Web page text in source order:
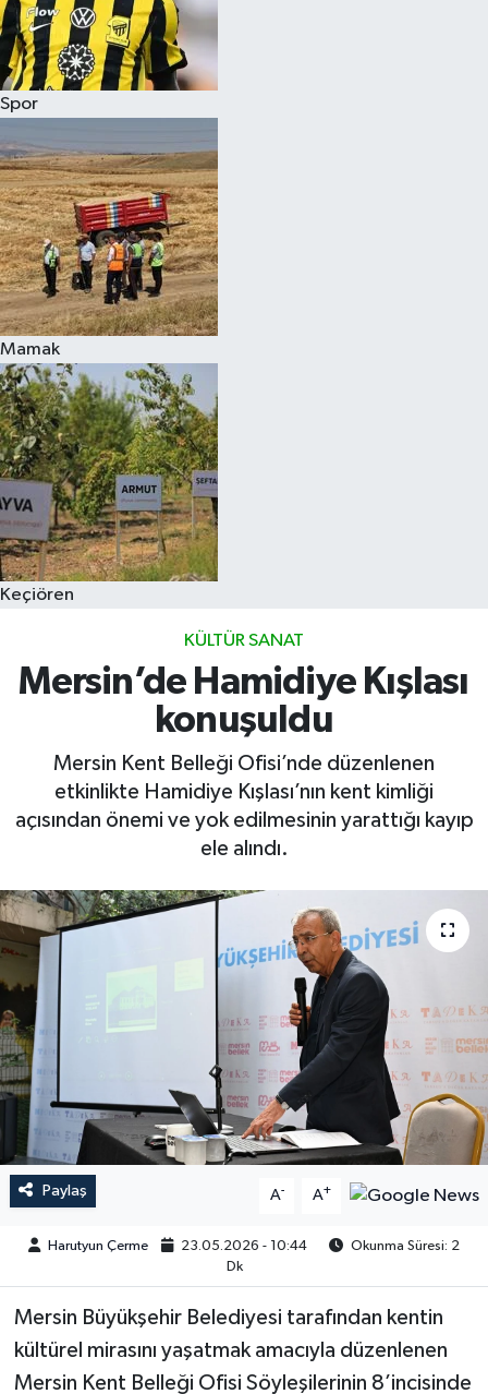
Spor
Mamak
Keçiören
KÜLTÜR SANAT
Mersin’de Hamidiye Kışlası
konuşuldu
Mersin Kent Belleği Ofisi’nde düzenlenen
etkinlikte Hamidiye Kışlası’nın kent kimliği
açısından önemi ve yok edilmesinin yarattığı kayıp
ele alındı.
Paylaş A- A+
Harutyun Çerme 23.05.2026 - 10:44
Okunma Süresi: 2
Dk
Mersin Büyükşehir Belediyesi tarafından kentin
kültürel mirasını yaşatmak amacıyla düzenlenen
Mersin Kent Belleği Ofisi Söyleşilerinin 8’incisinde